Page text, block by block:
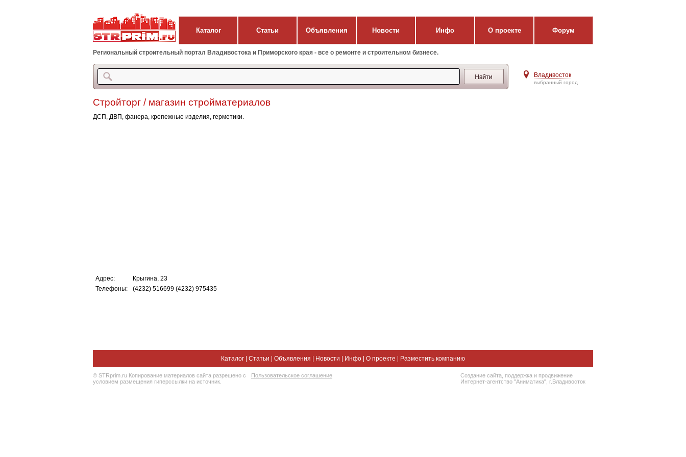
Каталог Статьи Объявления Новости Инфо О проекте Форум
Региональный строительный портал Владивостока и Приморского края - все о ремонте и строительном бизнесе.
Владивосток
выбранный город
Стройторг / магазин стройматериалов
ДСП, ДВП, фанера, крепежные изделия, герметики.
Адрес:
Крыгина, 23
Телефоны:
(4232) 516699 (4232) 975435
Каталог Статьи Объявления Новости Инфо О проекте Разместить компанию
© STRprim.ru Копирование материалов сайта разрешено с
условием размещения гиперссылки на источник.
Пользовательское соглашение Создание сайта , поддержка и продвижение
Интернет-агентство "Аниматика", г.Владивосток